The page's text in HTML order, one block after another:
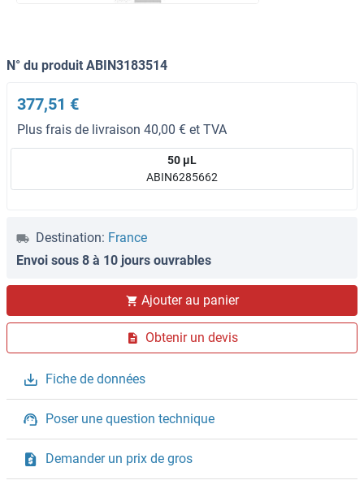
N° du produit ABIN3183514
377,51 €
Plus frais de livraison 40,00 € et TVA
50 μL
ABIN6285662
Destination: France
Envoi sous 8 à 10 jours ouvrables
Ajouter au panier
Obtenir un devis
Fiche de données
Poser une question technique
Demander un prix de gros